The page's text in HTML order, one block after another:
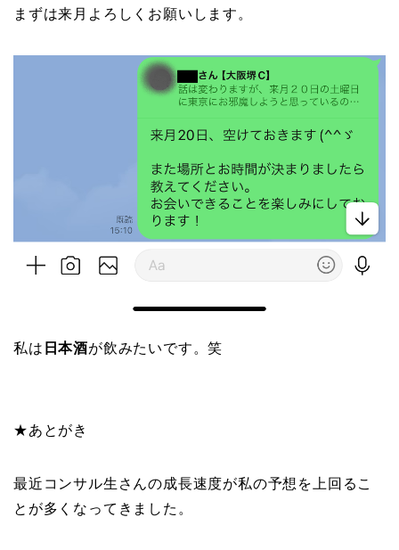
まずは来月よろしくお願いします。
私は 日本酒が飲みたいです。笑
★あとがき
最近コンサル生さんの成長速度が私の予想を上回るこ
とが多くなってきました。